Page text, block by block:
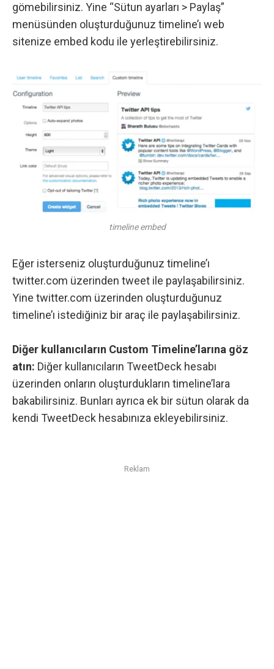
gömebilirsiniz. Yine “Sütun ayarları > Paylaş”
menüsünden oluşturduğunuz timeline’ı web
sitenize embed kodu ile yerleştirebilirsiniz.
timeline embed
Eğer isterseniz oluşturduğunuz timeline’ı
twitter.com üzerinden tweet ile paylaşabilirsiniz.
Yine twitter.com üzerinden oluşturduğunuz
timeline’ı istediğiniz bir araç ile paylaşabilirsiniz.
Diğer kullanıcıların Custom Timeline’larına göz
atın: Diğer kullanıcıların TweetDeck hesabı
üzerinden onların oluşturdukların timeline’lara
bakabilirsiniz. Bunları ayrıca ek bir sütun olarak da
kendi TweetDeck hesabınıza ekleyebilirsiniz.
Reklam